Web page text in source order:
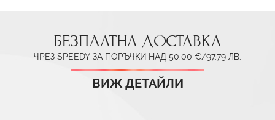
БЕЗПЛАТНА ДОСТАВКА
ЧРЕЗ SPEEDY ЗА ПОРЪЧКИ НАД 50.00 €/97.79 ЛВ.
ВИЖ ДЕТАЙЛИ